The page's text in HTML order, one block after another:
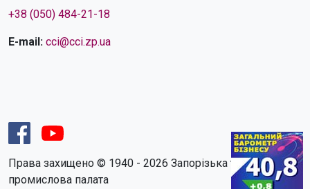
+38 (050) 484-21-18
E-mail: cci@cci.zp.ua
Права захищено © 1940 - 2026 Запорізька торгово-
промислова палата